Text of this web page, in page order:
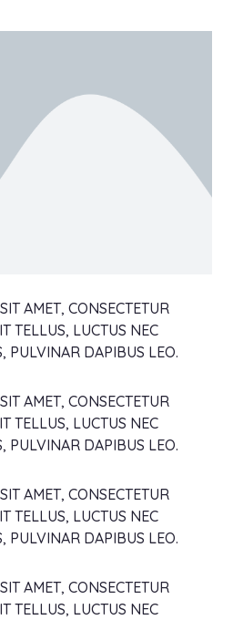
AMET, CONSECTETUR
TELLUS, LUCTUS NEC
PULVINAR DAPIBUS LEO.
AMET, CONSECTETUR
TELLUS, LUCTUS NEC
PULVINAR DAPIBUS LEO.
AMET, CONSECTETUR
TELLUS, LUCTUS NEC
PULVINAR DAPIBUS LEO.
AMET, CONSECTETUR
TELLUS, LUCTUS NEC